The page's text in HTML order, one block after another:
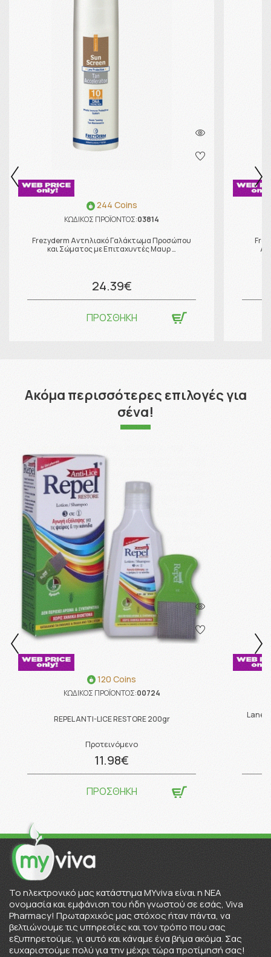
244 Coins
ΚΩΔΙΚΟΣ ΠΡΟΪΟΝΤΟΣ:03814
Frezyderm Αντηλιακό Γαλάκτωμα Προσώπου
και Σώματος με Επιταχυντές Μαυρ …
24.39€
ΠΡΟΣΘΗΚΗ
Ακόμα περισσότερες επιλογές για
σένα!
120 Coins
ΚΩΔΙΚΟΣ ΠΡΟΪΟΝΤΟΣ:00724
REPEL ANTI-LICE RESTORE 200gr
Προτεινόμενο
11.98€
ΠΡΟΣΘΗΚΗ
Lanes
To ηλεκτρονικό μας κατάστημα MYviva είναι η ΝΕΑ
ονομασία και εμφάνιση του ήδη γνωστού σε εσάς, Viva
Pharmacy! Πρωταρχικός μας στόχος ήταν πάντα, να
βελτιώνουμε τις υπηρεσίες και τον τρόπο που σας
εξυπηρετούμε, γι αυτό και κάναμε ένα βήμα ακόμα. Σας
ευχαριστούμε πολύ για την μέχρι τώρα προτίμησή σας!